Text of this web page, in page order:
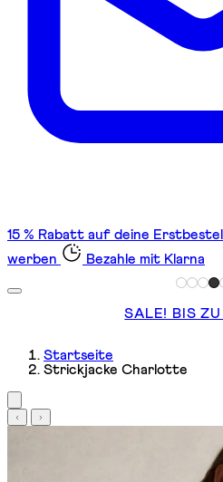
15 % Rabatt auf deine
werben
Bezahle mit Klarna
SALE! BIS
Startseite
Strickjacke Charlotte